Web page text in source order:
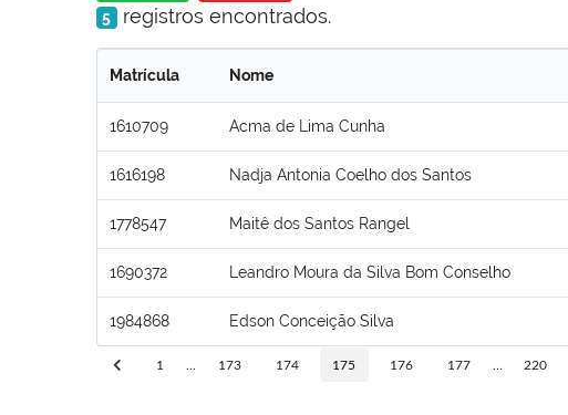
5 registros encontrados.
Matrícula Nome
1610709 Acma de Lima Cunha
1616198 Nadja Antonia Coelho dos Santos
1778547 Maitê dos Santos Rangel
1690372 Leandro Moura da Silva Bom Conselho
1984868 Edson Conceição Silva
1 173 174 175 176 177 220